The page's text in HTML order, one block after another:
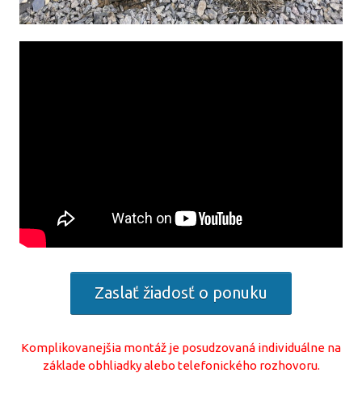
Zaslať žiadosť o ponuku
Komplikovanejšia montáž je posudzovaná individuálne na
základe obhliadky alebo telefonického rozhovoru.